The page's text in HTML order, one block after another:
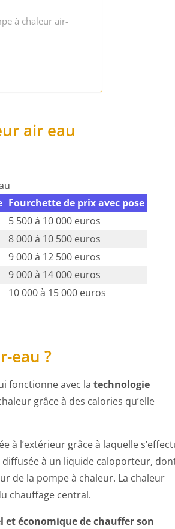
à chaleur air-
air eau
Fourchette de prix avec pose
5 500 à 10 000 euros
8 000 à 10 500 euros
9 000 à 12 500 euros
9 000 à 14 000 euros
10 000 à 15 000 euros
eau ?
fonctionne avec la technologie
grâce à des calories qu’elle
à l’extérieur grâce à laquelle
diffusée à un liquide caloporteur,
de la pompe à chaleur. La chaleur
chauffage central.
et économique de chauffer son